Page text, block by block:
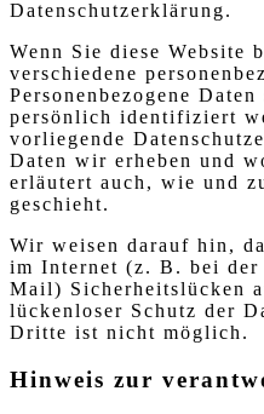
Datenschutzerklärung.
Wenn Sie diese Website
verschiedene
Personenbezogene
persönlich identifiziert
vorliegende
Daten wir erheben und
erläutert auch, wie und
geschieht.
Wir weisen darauf hin,
im Internet (z. B. bei der
Mail) Sicherheitslücken
lückenloser Schutz der
Dritte ist nicht möglich.
Hinweis zur